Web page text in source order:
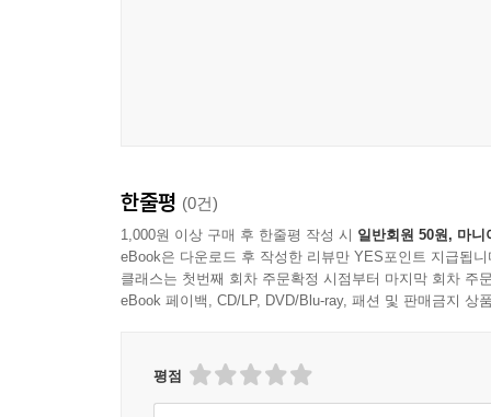
한줄평 (0건)
1,000원 이상 구매 후 한줄평 작성 시 일반회원 50원, 마니
eBook은 다운로드 후 작성한 리뷰만 YES포인트 지급됩니
클래스는 첫번째 회차 주문확정 시점부터 마지막 회차 주
eBook 페이백, CD/LP, DVD/Blu-ray, 패션 및 판매금지 상
평점